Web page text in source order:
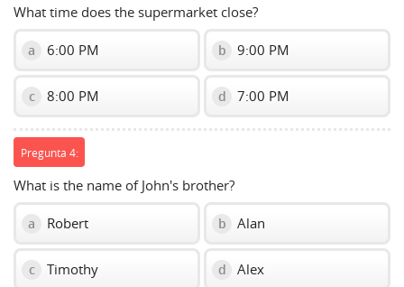
What time does the supermarket close?
a 6:00 PM b 9:00 PM
c 8:00 PM d 7:00 PM
Pregunta 4:
What is the name of John's brother?
a Robert b Alan
c Timothy d Alex